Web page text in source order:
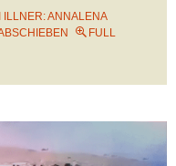
ILLNER: ANNALENA
FULL